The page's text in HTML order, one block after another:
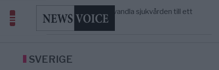
5/8
S och KD vill omvandla sjukvården till ett
geografiskt apartheidsystem
AFRIKA
Massiv anstormning till Ceuta – Misstankar
America” – Finally
SVERIGE